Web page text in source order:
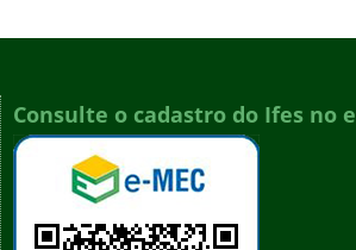
Consulte o cadastro do Ifes no